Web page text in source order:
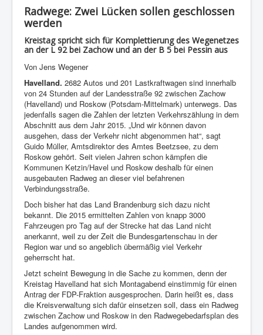
Persönliches
Impressum
Radwege: Zwei Lücken sollen geschlossen
werden
Kreistag spricht sich für Komplettierung des Wegenetzes
an der L 92 bei Zachow und an der B 5 bei Pessin aus
Von Jens Wegener
Havelland. 2682 Autos und 201 Lastkraftwagen sind innerhalb
von 24 Stunden auf der Landesstraße 92 zwischen Zachow
(Havelland) und Roskow (Potsdam-Mittelmark) unterwegs. Das
jedenfalls sagen die Zahlen der letzten Verkehrszählung in dem
Abschnitt aus dem Jahr 2015. „Und wir können davon
ausgehen, dass der Verkehr nicht abgenommen hat“, sagt
Guido Müller, Amtsdirektor des Amtes Beetzsee, zu dem
Roskow gehört. Seit vielen Jahren schon kämpfen die
Kommunen Ketzin/Havel und Roskow deshalb für einen
ausgebauten Radweg an dieser viel befahrenen
Verbindungsstraße.
Doch bisher hat das Land Brandenburg sich dazu nicht
bekannt. Die 2015 ermittelten Zahlen von knapp 3000
Fahrzeugen pro Tag auf der Strecke hat das Land nicht
anerkannt, weil zu der Zeit die Bundesgartenschau in der
Region war und so angeblich übermäßig viel Verkehr
geherrscht hat.
Jetzt scheint Bewegung in die Sache zu kommen, denn der
Kreistag Havelland hat sich Montagabend einstimmig für einen
Antrag der FDP-Fraktion ausgesprochen. Darin heißt es, dass
die Kreisverwaltung sich dafür einsetzen soll, dass ein Radweg
zwischen Zachow und Roskow in den Radwegebedarfsplan des
Landes aufgenommen wird.